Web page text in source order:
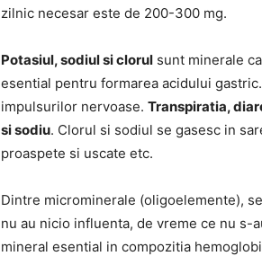
zilnic necesar este de 200-300 mg.
Potasiul, sodiul si clorul sunt minerale
esential pentru formarea acidului
impulsurilor nervoase. Transpiratia,
si sodiu. Clorul si sodiul se gasesc in
proaspete si uscate etc.
Dintre microminerale (oligoelemente),
nu au nicio influenta, de vreme ce nu s-
mineral esential in compozitia